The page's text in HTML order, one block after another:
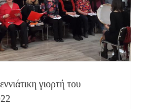
γιορτή του